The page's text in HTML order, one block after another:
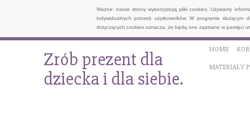
Ważne: nasze strony wykorzystują pliki cookies. Używamy
indywidualnych potrzeb użytkowników. W programie
dotyczących cookies oznacza, że będą one zapisane w pamięci
HOME
MATERIAŁY
Zrób prezent dla
dziecka i dla siebie.